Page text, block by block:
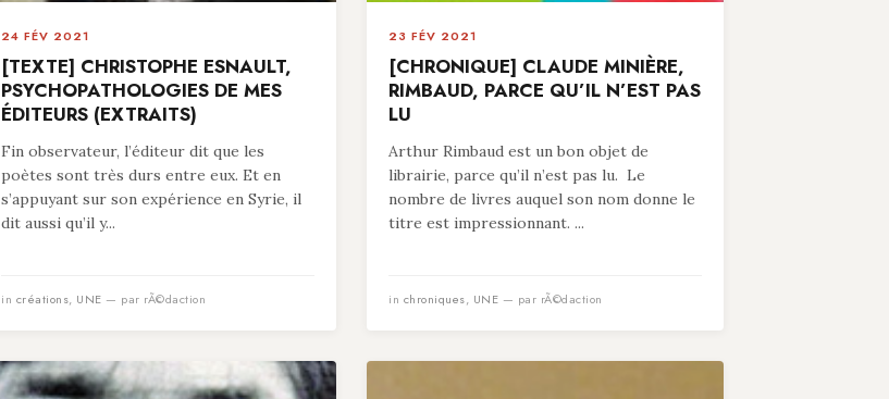
24 FÉV 2021
[TEXTE] CHRISTOPHE ESNAULT,
PSYCHOPATHOLOGIES DE MES
ÉDITEURS (EXTRAITS)
Fin observateur, l’éditeur dit que les
poètes sont très durs entre eux. Et en
s’appuyant sur son expérience en Syrie, il
dit aussi qu’il y...
in créations, UNE — par rÃ©daction
23 FÉV 2021
[CHRONIQUE] CLAUDE MINIÈRE,
RIMBAUD, PARCE QU’IL N’EST PAS
LU
Arthur Rimbaud est un bon objet de
librairie, parce qu’il n’est pas lu. Le
nombre de livres auquel son nom donne le
titre est impressionnant. ...
in chroniques, UNE — par rÃ©daction